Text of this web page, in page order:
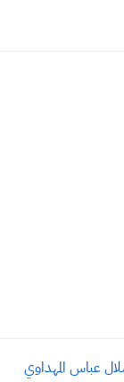
عباس المهداوي